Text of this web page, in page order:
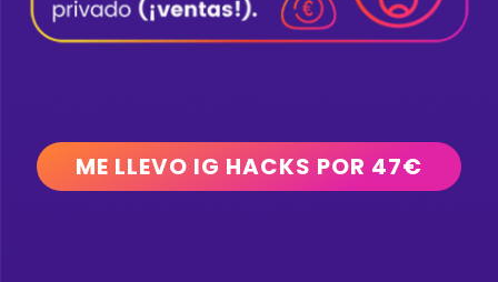
ME LLEVO IG HACKS POR 47€